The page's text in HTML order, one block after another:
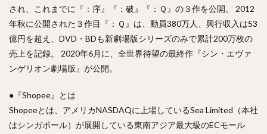
され、これまでに『：序』『：破』『：Ｑ』の３作を公開。 2012
年秋に公開された３作目『：Ｑ』は、動員380万人、興行収入は53
億円を超え、DVD・BDも新劇場版シリーズのみで累計200万枚の
売上を記録。 2020年6月に、全世界待望の最終作『シン・エヴァ
ンゲリオン劇場版』が公開。
●『Shopee』とは
Shopeeとは、アメリカNASDAQに上場しているSea Limited（本社
はシンガポール）が展開している東南アジア最大級のECモール